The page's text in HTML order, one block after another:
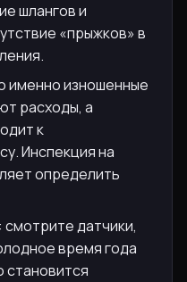
шлангов и
«прыжков» в
именно изношенные
расходы, а
к
Инспекция на
определить
смотрите датчики,
время года
становится